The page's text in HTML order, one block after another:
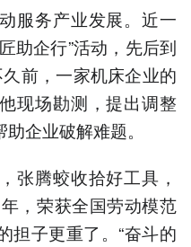
务产业发展。近一
助企行”活动，先后到
前，一家机床企业的
现场勘测，提出调整
企业破解难题。
腾蛟收拾好工具，
，荣获全国劳动模范
担子更重了。“奋斗的